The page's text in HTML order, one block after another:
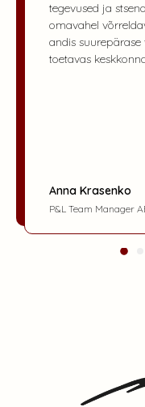
tegevused ja
omavahel
andis
toetavas
Anna Krasenko
P&L Team Manager